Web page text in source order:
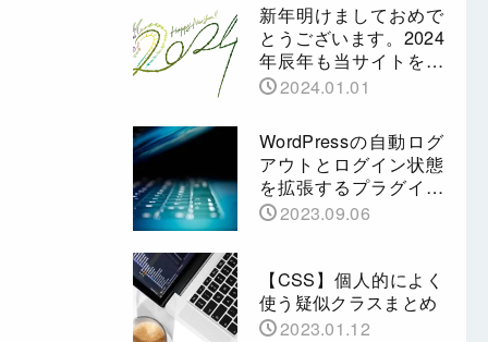
新年明けましておめで
とうございます。2024
年辰年も当サイトをよ
ろしくお願いいたしま
2024.01.01
WordPressの自動ログ
アウトとログイン状態
を拡張するプラグイン
Auto Logout Extended
2023.09.06
【CSS】個人的によく
使う疑似クラスまとめ
2023.01.12